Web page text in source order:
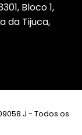
Bloco 1,
da Tijuca,
J - Todos os